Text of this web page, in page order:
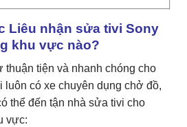
Liêu nhận sửa tivi Sony
khu vực nào?
thuận tiện và nhanh chóng cho
luôn có xe chuyên dụng chở đồ,
thể đến tận nhà sửa tivi cho
vực: